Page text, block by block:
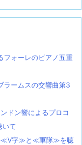
フォーレのピアノ五重
ラームスの交響曲第3
ドン響によるプロコ
いて
≪V字≫と≪軍隊≫を聴